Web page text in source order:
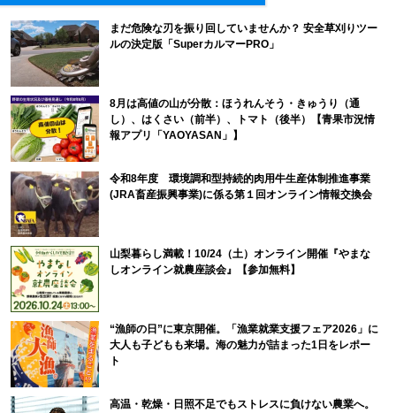
まだ危険な刃を振り回していませんか？ 安全草刈りツー
ルの決定版「SuperカルマーPRO」
8月は高値の山が分散：ほうれんそう・きゅうり（通
し）、はくさい（前半）、トマト（後半）【青果市況情
報アプリ「YAOYASAN」】
令和8年度 環境調和型持続的肉用牛生産体制推進事業
(JRA畜産振興事業)に係る第１回オンライン情報交換会
山梨暮らし満載！10/24（土）オンライン開催『やまな
しオンライン就農座談会』【参加無料】
“漁師の日”に東京開催。「漁業就業支援フェア2026」に
大人も子どもも来場。海の魅力が詰まった1日をレポー
ト
高温・乾燥・日照不足でもストレスに負けない農業へ。